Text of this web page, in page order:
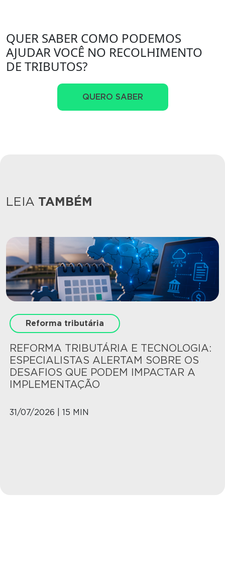
QUER SABER COMO PODEMOS
AJUDAR VOCÊ NO RECOLHIMENTO
DE TRIBUTOS?
QUERO SABER
LEIA TAMBÉM
Reforma tributária
REFORMA TRIBUTÁRIA E TECNOLOGIA:
ESPECIALISTAS ALERTAM SOBRE OS
DESAFIOS QUE PODEM IMPACTAR A
IMPLEMENTAÇÃO
31/07/2026 | 15 MIN